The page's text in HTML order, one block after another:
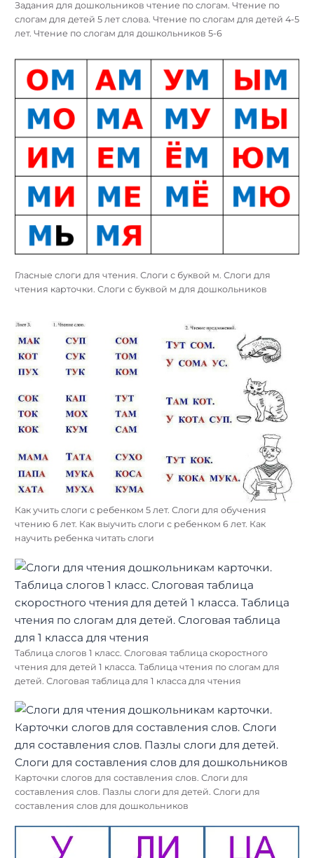
Задания для дошкольников чтение по слогам. Чтение по
слогам для детей 5 лет слова. Чтение по слогам для детей 4-5
лет. Чтение по слогам для дошкольников 5-6
Гласные слоги для чтения. Слоги с буквой м. Слоги для
чтения карточки. Слоги с буквой м для дошкольников
Как учить слоги с ребенком 5 лет. Слоги для обучения
чтению 6 лет. Как выучить слоги с ребенком 6 лет. Как
научить ребенка читать слоги
Таблица слогов 1 класс. Слоговая таблица скоростного
чтения для детей 1 класса. Таблица чтения по слогам для
детей. Слоговая таблица для 1 класса для чтения
Карточки слогов для составления слов. Слоги для
составления слов. Пазлы слоги для детей. Слоги для
составления слов для дошкольников